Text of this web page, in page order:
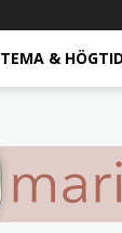
TEMA & HÖGTID